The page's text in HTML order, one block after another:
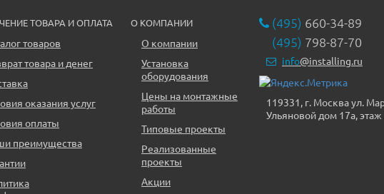
ТОВАРА И ОПЛАТА
товаров
товара и денег
оказания услуг
оплаты
преимущества
О КОМПАНИИ
О компании
Установка
оборудования
Цены на монтажные
работы
Типовые проекты
Реализованные
проекты
Акции
(495) 660-34-89
(495) 798-87-70
info@installing.ru
119331, г. Москва ул.
Ульяновой дом 17а,